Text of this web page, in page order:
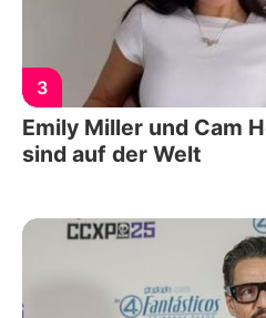
3
Emily Miller und Cam
sind auf der Welt